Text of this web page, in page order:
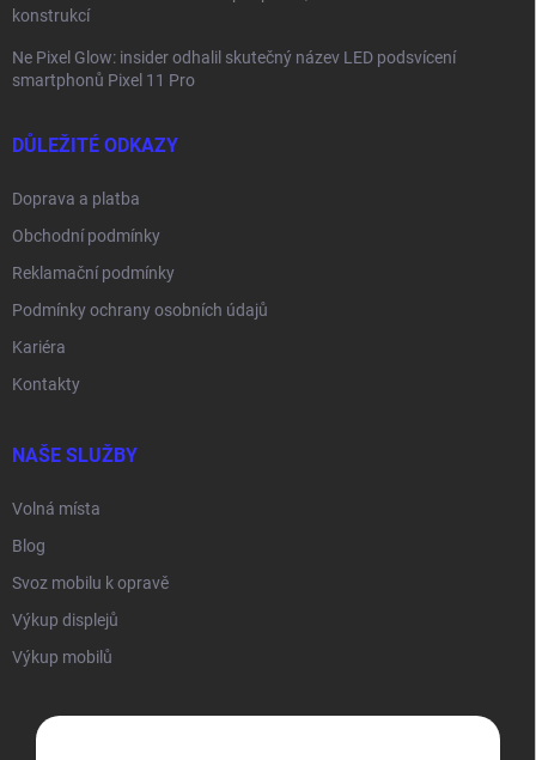
konstrukcí
Ne Pixel Glow: insider odhalil skutečný název LED podsvícení
smartphonů Pixel 11 Pro
DŮLEŽITÉ ODKAZY
Doprava a platba
Obchodní podmínky
Reklamační podmínky
Podmínky ochrany osobních údajů
Kariéra
Kontakty
NAŠE SLUŽBY
Volná místa
Blog
Svoz mobilu k opravě
Výkup displejů
Výkup mobilů